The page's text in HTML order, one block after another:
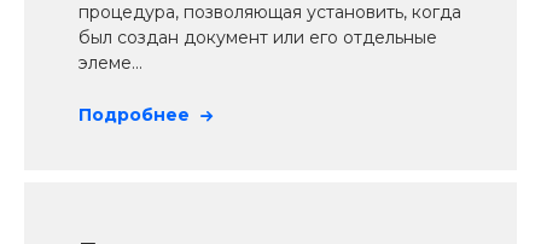
процедура, позволяющая установить, когда
был создан документ или его отдельные
элеме...
Подробнее